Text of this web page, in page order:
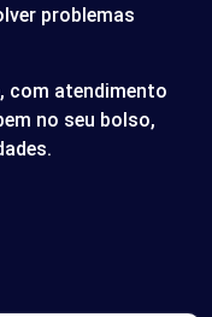
problemas
com atendimento
no seu bolso,